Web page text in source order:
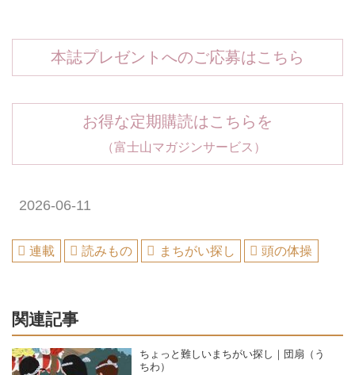
本誌プレゼントへのご応募はこちら
お得な定期購読はこちらを
（富士山マガジンサービス）
2026-06-11
連載 読みもの まちがい探し 頭の体操
関連記事
ちょっと難しいまちがい探し｜団扇（う
ちわ）